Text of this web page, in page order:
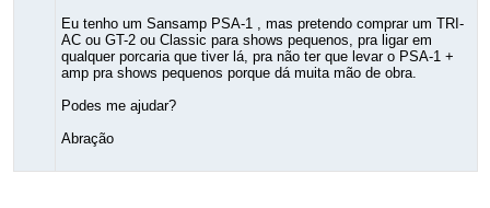
Eu tenho um Sansamp PSA-1 , mas pretendo comprar um TRI-
AC ou GT-2 ou Classic para shows pequenos, pra ligar em
qualquer porcaria que tiver lá, pra não ter que levar o PSA-1 +
amp pra shows pequenos porque dá muita mão de obra.
Podes me ajudar?
Abração